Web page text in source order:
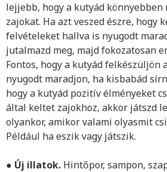
lejjebb, hogy a kutyád könnyebben
zajokat. Ha azt veszed észre, hogy
felvételeket hallva is nyugodt
jutalmazd meg, majd fokozatosan
Fontos, hogy a kutyád felkészüljön
nyugodt maradjon, ha kisbabád
hogy a kutyád pozitív élményeket
által keltet zajokhoz, akkor játszd
olyankor, amikor valami olyasmit
Például ha eszik vagy játszik.
● Új illatok. Hintőpor, sampon,